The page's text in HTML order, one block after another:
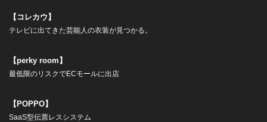
【コレカウ】
テレビに出てきた芸能人の衣装が見つかる。
【perky room】
最低限のリスクでECモールに出店
【POPPO】
SaaS型伝票レスシステム